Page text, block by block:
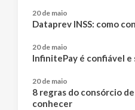
20 de maio
Dataprev INSS: como
20 de maio
InfinitePay é confiável e
20 de maio
8 regras do consórcio
conhecer